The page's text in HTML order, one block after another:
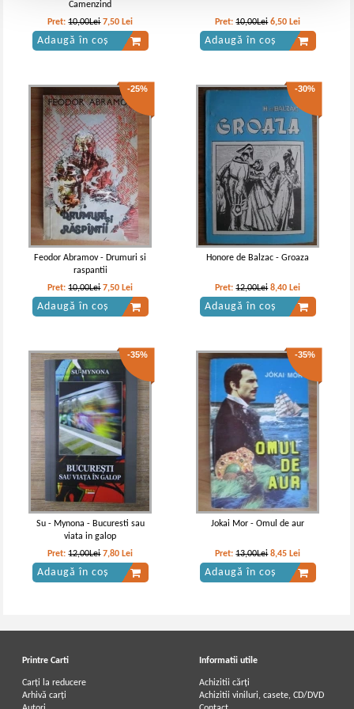
Camenzind
Pret:10,00Lei 7,50 Lei
Adaugă în coș
Pret:10,00Lei 6,50 Lei
Adaugă în coș
-25%
Feodor Abramov - Drumuri si
raspantii
Pret:10,00Lei 7,50 Lei
Adaugă în coș
-30%
Honore de Balzac - Groaza
Pret:12,00Lei 8,40 Lei
Adaugă în coș
-35%
Su - Mynona - Bucuresti sau
viata in galop
Pret:12,00Lei 7,80 Lei
Adaugă în coș
-35%
Jokai Mor - Omul de aur
Pret:13,00Lei 8,45 Lei
Adaugă în coș
Printre Carti
Carți la reducere
Arhivă carți
Informatii utile
Achizitii cărți
Achizitii viniluri, casete, CD/DVD